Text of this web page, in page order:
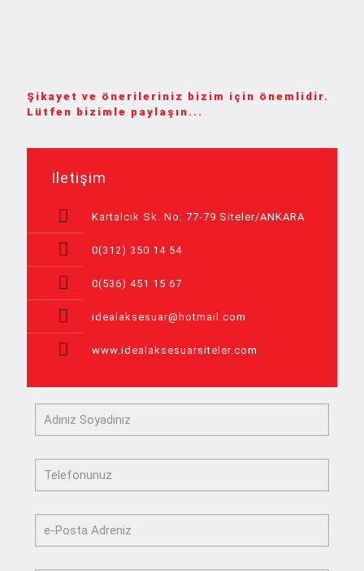
Şikayet ve önerileriniz bizim için önemlidir.
Lütfen bizimle paylaşın...
İletişim
Kartalcık Sk. No: 77-79 Siteler/ANKARA
0(312) 350 14 54
0(536) 451 15 67
idealaksesuar@hotmail.com
www.idealaksesuarsiteler.com